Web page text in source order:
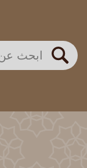
بحث
اللجنة الدائمة